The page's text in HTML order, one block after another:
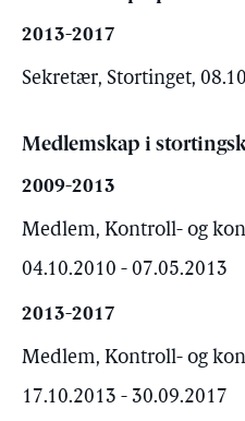
2013-2017
Sekretær, Stortinget,
Medlemskap i
2009-2013
Medlem, Kontroll- og
04.10.2010 - 07.05.2013
2013-2017
Medlem, Kontroll- og
17.10.2013 - 30.09.2017